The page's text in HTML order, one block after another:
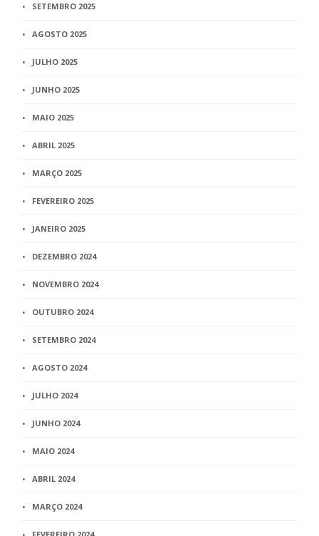
SETEMBRO 2025
AGOSTO 2025
JULHO 2025
JUNHO 2025
MAIO 2025
ABRIL 2025
MARÇO 2025
FEVEREIRO 2025
JANEIRO 2025
DEZEMBRO 2024
NOVEMBRO 2024
OUTUBRO 2024
SETEMBRO 2024
AGOSTO 2024
JULHO 2024
JUNHO 2024
MAIO 2024
ABRIL 2024
MARÇO 2024